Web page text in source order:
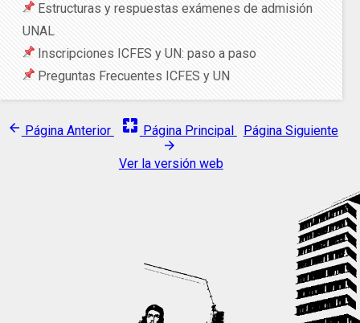
Estructuras y respuestas exámenes de admisión
UNAL
Inscripciones ICFES y UN: paso a paso
Preguntas Frecuentes ICFES y UN
arrow_back Página Anterior pages Página Principal Página Siguiente
arrow_forward
Ver la versión web